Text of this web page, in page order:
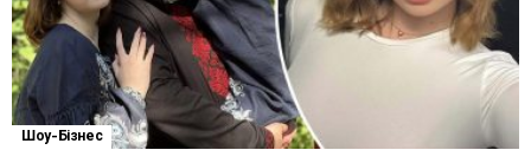
Шоу-Бізнес